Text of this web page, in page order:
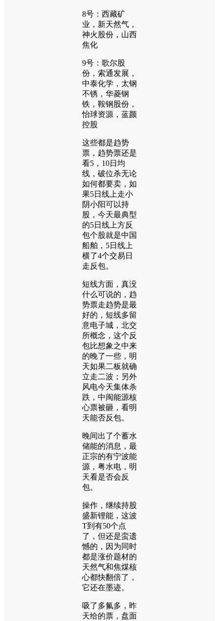
8号：西藏矿
业，新天然气，
神火股份，山西
焦化
9号：歌尔股
份，索通发展，
中泰化学，太钢
不锈，华菱钢
铁，鞍钢股份，
怡球资源，蓝颜
控股
这些都是趋势
票，趋势票还是
看5，10日均
线，破位杀无论
如何都要卖，如
果5日线上走小
阴小阳可以持
股，今天最典型
的5日线上方反
包个股就是中国
船舶，5日线上
横了4个交易日
走反包。
短线方面，真没
什么可说的，趋
势票走趋势是最
好的，短线多留
意电子城，北交
所概念，这个反
包比想象之中来
的晚了一些，明
天如果二板就确
立走二波；另外
风电今天集体杀
跌，中闽能源核
心票被砸，看明
天能否反包。
晚间出了个蓄水
储能的消息，最
正宗的有宁波能
源，粤水电，明
天看是否会反
包。
操作，继续持股
盛新锂能，这波
T到有50个点
了，但还是蛮遗
憾的，因为同时
都是涨价题材的
天然气和焦煤核
心都快翻倍了，
它还在墨迹。
吸了多氟多，昨
天给的票，盘面